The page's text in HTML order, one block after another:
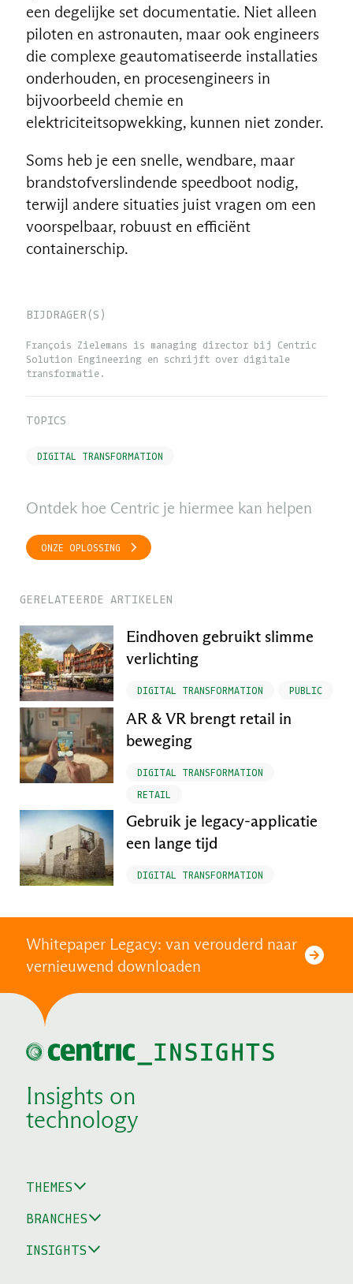
een degelijke set documentatie. Niet alleen
piloten en astronauten, maar ook engineers
die complexe geautomatiseerde installaties
onderhouden, en procesengineers in
bijvoorbeeld chemie en
elektriciteitsopwekking, kunnen niet zonder.
Soms heb je een snelle, wendbare, maar
brandstofverslindende speedboot nodig,
terwijl andere situaties juist vragen om een ​​
voorspelbaar, robuust en efficiënt
containerschip.
BIJDRAGER(S)
François Zielemans is managing director bij Centric
Solution Engineering en schrijft over digitale
transformatie.
TOPICS
DIGITAL TRANSFORMATION
Ontdek hoe Centric je hiermee kan helpen
ONZE OPLOSSING
GERELATEERDE ARTIKELEN
Eindhoven gebruikt slimme
verlichting
DIGITAL TRANSFORMATION PUBLIC
AR & VR brengt retail in
beweging
DIGITAL TRANSFORMATION
RETAIL
Gebruik je legacy-applicatie
een lange tijd
DIGITAL TRANSFORMATION
Whitepaper Legacy: van verouderd naar
vernieuwend downloaden
Insights on
technology
THEMES
BRANCHES
INSIGHTS